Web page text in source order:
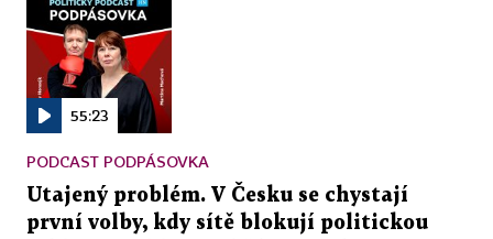
55:23
PODCAST PODPÁSOVKA
Utajený problém. V Česku se chystají
první volby, kdy sítě blokují politickou